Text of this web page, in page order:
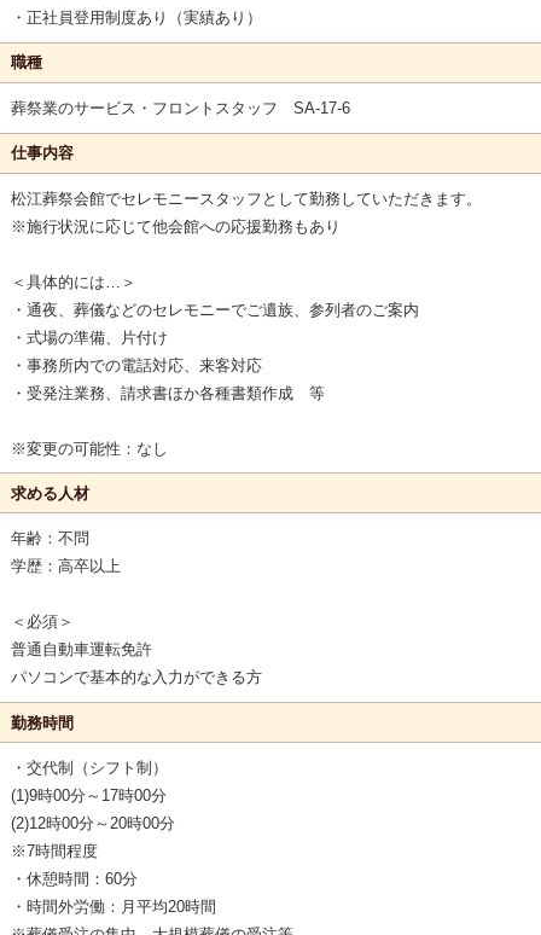
・正社員登用制度あり（実績あり）
職種
葬祭業のサービス・フロントスタッフ SA-17-6
仕事内容
松江葬祭会館でセレモニースタッフとして勤務していただきます。
※施行状況に応じて他会館への応援勤務もあり
＜具体的には…＞
・通夜、葬儀などのセレモニーでご遺族、参列者のご案内
・式場の準備、片付け
・事務所内での電話対応、来客対応
・受発注業務、請求書ほか各種書類作成 等
※変更の可能性：なし
求める人材
年齢：不問
学歴：高卒以上
＜必須＞
普通自動車運転免許
パソコンで基本的な入力ができる方
勤務時間
・交代制（シフト制）
(1)9時00分～17時00分
(2)12時00分～20時00分
※7時間程度
・休憩時間：60分
・時間外労働：月平均20時間